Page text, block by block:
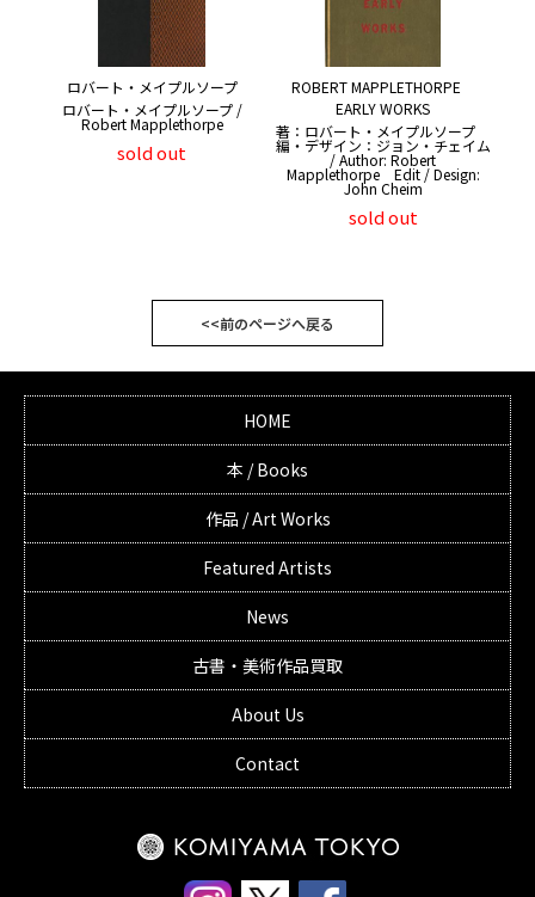
ロバート・メイプルソープ
ロバート・メイプルソープ /
Robert Mapplethorpe
sold out
ROBERT MAPPLETHORPE
EARLY WORKS
著：ロバート・メイプルソープ
編・デザイン：ジョン・チェイム
/ Author: Robert
Mapplethorpe Edit / Design:
John Cheim
sold out
<<前のページへ戻る
HOME
本 / Books
作品 / Art Works
Featured Artists
News
古書・美術作品買取
About Us
Contact